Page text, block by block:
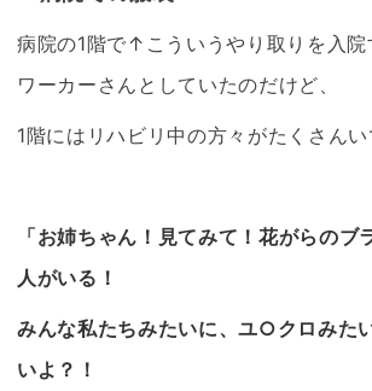
病院の1階で↑こういうやり取りを入
ワーカーさんとしていたのだけど、
1階にはリハビリ中の方々がたくさん
「お姉ちゃん！見てみて！花がらのブ
人がいる！
みんな私たちみたいに、ユ○クロみた
いよ？！